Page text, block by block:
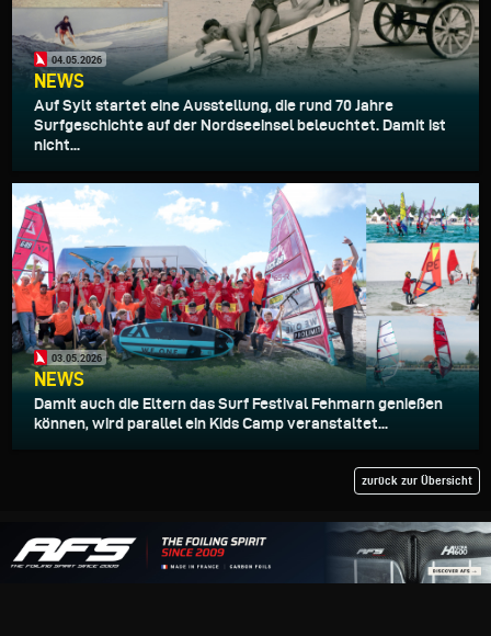
04.05.2026
NEWS
Auf Sylt startet eine Ausstellung, die rund 70 Jahre
Surfgeschichte auf der Nordseeinsel beleuchtet. Damit ist
nicht...
03.05.2026
NEWS
Damit auch die Eltern das Surf Festival Fehmarn genießen
können, wird parallel ein Kids Camp veranstaltet...
zurück zur Übersicht